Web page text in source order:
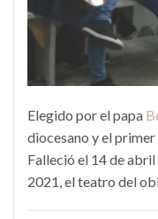
Elegido por el papa
diocesano y el
Falleció el 14 de abril
2021, el teatro del